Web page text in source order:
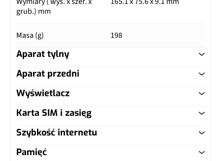
grub.) mm
Masa (g) 198
Aparat tylny
Główny aparat
Autofocus
Lampa błyskowa
Aparat przedni
Główny aparat
Lampa błyskowa
Wyświetlacz
Typ ekranu
Karta SIM i zasięg
Typ karty SIM
Szybkość internetu
LTE
Pamięć